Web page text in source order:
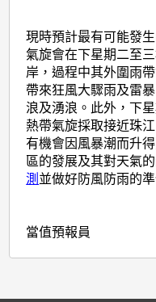
現時預計最有可能發
氣旋會在下星期二至
岸，過程中其外圍雨
帶來狂風大驟雨及雷
浪及湧浪。此外，下
熱帶氣旋採取接近珠
有機會因風暴潮而升
區的發展及其對天氣
測 並做好防風防雨的準
當值預報員